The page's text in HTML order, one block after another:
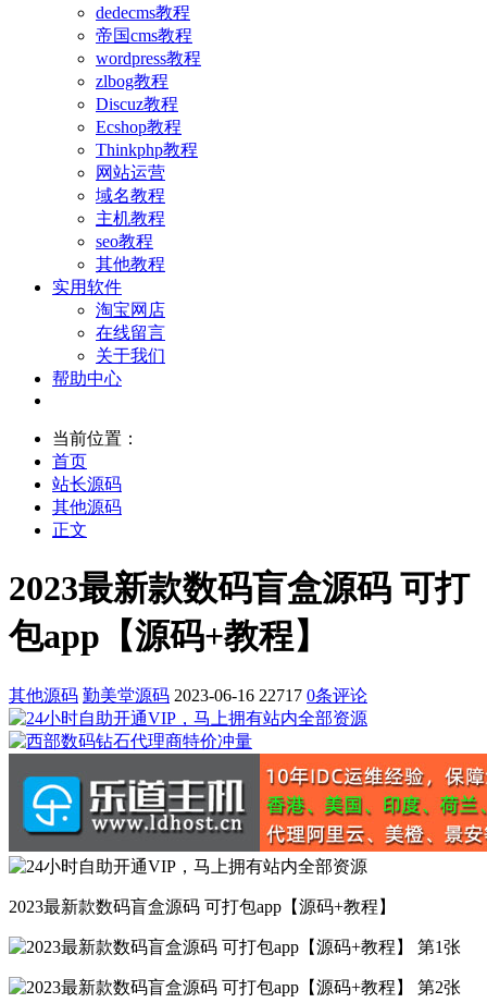
dedecms教程
帝国cms教程
wordpress教程
zlbog教程
Discuz教程
Ecshop教程
Thinkphp教程
网站运营
域名教程
主机教程
seo教程
其他教程
实用软件
淘宝网店
在线留言
关于我们
帮助中心
当前位置：
首页
站长源码
其他源码
正文
2023最新款数码盲盒源码 可打
包app【源码+教程】
其他源码 勤美堂源码 2023-06-16 22717 0条评论
2023最新款数码盲盒源码 可打包app【源码+教程】